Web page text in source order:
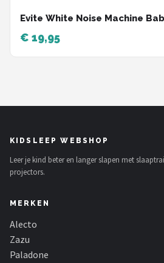
Evite White Noise Machine
€ 19,95
KIDSLEEP WEBSHOP
Leer je kind beter en langer slapen met
projectors.
MERKEN
Alecto
Zazu
Paladone